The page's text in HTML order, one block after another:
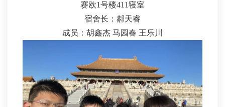
赛欧1号楼411寝室
宿舍长：郝天睿
成员：胡鑫杰 马园春 王乐川